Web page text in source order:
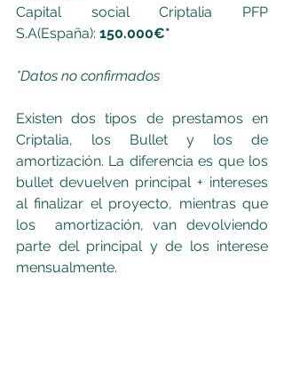
Capital social Criptalia PFP
S.A(España): 150.000€*
*Datos no confirmados
Existen dos tipos de prestamos en
Criptalia, los Bullet y los de
amortización. La diferencia es que los
bullet devuelven principal + intereses
al finalizar el proyecto, mientras que
los  amortización, van devolviendo
parte del principal y de los interese
mensualmente.